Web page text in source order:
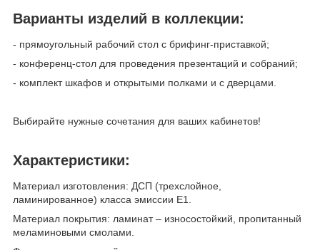
Варианты изделий в коллекции:
- прямоугольный рабочий стол с брифинг-приставкой;
- конференц-стол для проведения презентаций и собраний;
- комплект шкафов и открытыми полками и с дверцами.
Выбирайте нужные сочетания для ваших кабинетов!
Характеристики:
Материал изготовления: ДСП (трехслойное,
ламинированное) класса эмиссии Е1.
Материал покрытия: ламинат – износостойкий, пропитанный
меламиновыми смолами.